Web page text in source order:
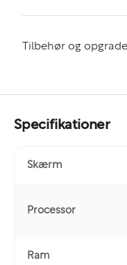
Tilbehør og
Specifikationer
Skærm
Processor
Ram